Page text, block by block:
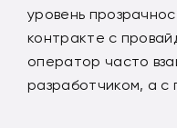
уровень
контракте с
оператор часто
разработчиком, а с